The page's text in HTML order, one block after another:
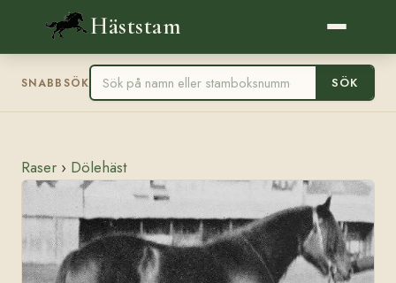
Häststam
SNABBSÖK SÖK
Raser › Dölehäst